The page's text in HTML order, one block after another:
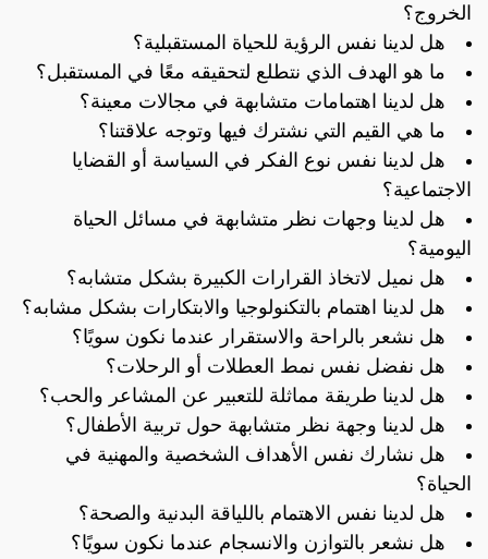
الخروج؟
هل لدينا نفس الرؤية للحياة المستقبلية؟
ما هو الهدف الذي نتطلع لتحقيقه معًا في المستقبل؟
هل لدينا اهتمامات متشابهة في مجالات معينة؟
ما هي القيم التي نشترك فيها وتوجه علاقتنا؟
هل لدينا نفس نوع الفكر في السياسة أو القضايا
الاجتماعية؟
هل لدينا وجهات نظر متشابهة في مسائل الحياة
اليومية؟
هل نميل لاتخاذ القرارات الكبيرة بشكل متشابه؟
هل لدينا اهتمام بالتكنولوجيا والابتكارات بشكل مشابه؟
هل نشعر بالراحة والاستقرار عندما نكون سويًا؟
هل نفضل نفس نمط العطلات أو الرحلات؟
هل لدينا طريقة مماثلة للتعبير عن المشاعر والحب؟
هل لدينا وجهة نظر متشابهة حول تربية الأطفال؟
هل نشارك نفس الأهداف الشخصية والمهنية في
الحياة؟
هل لدينا نفس الاهتمام باللياقة البدنية والصحة؟
هل نشعر بالتوازن والانسجام عندما نكون سويًا؟